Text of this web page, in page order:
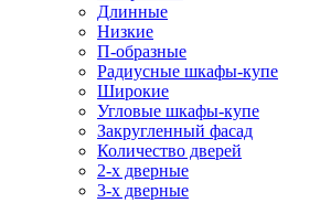
Длинные
Низкие
П-образные
Радиусные шкафы-купе
Широкие
Угловые шкафы-купе
Закругленный фасад
Количество дверей
2-х дверные
3-х дверные